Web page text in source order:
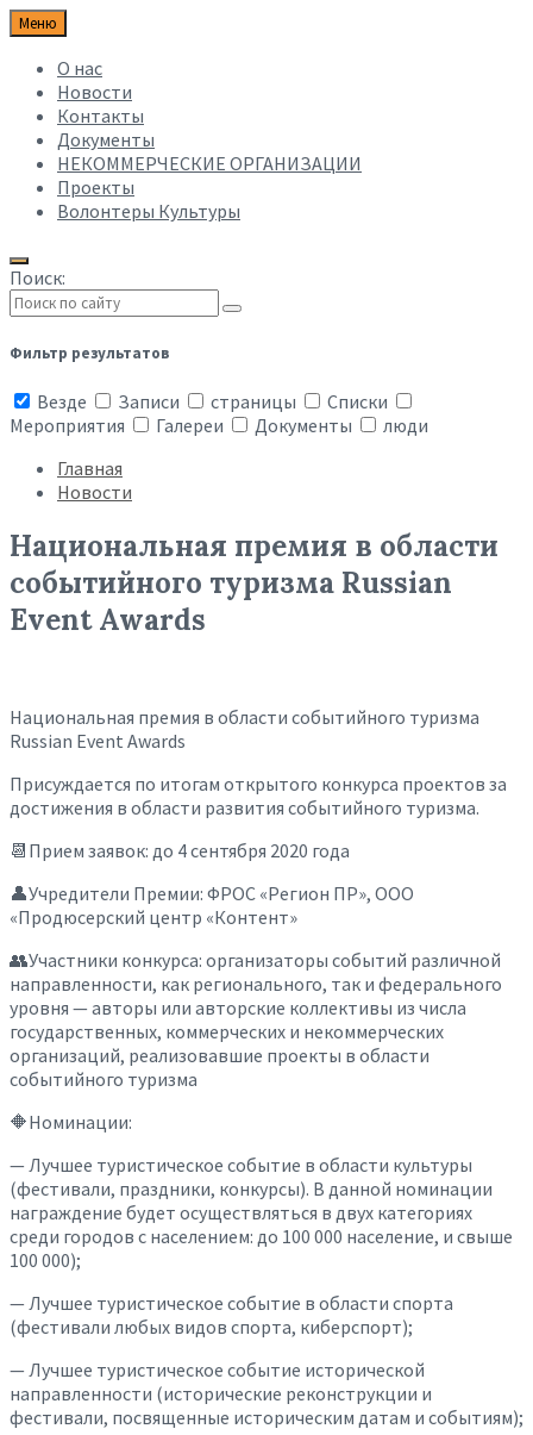
Меню
О нас
Новости
Контакты
Документы
НЕКОММЕРЧЕСКИЕ ОРГАНИЗАЦИИ
Проекты
Волонтеры Культуры
Поиск:
Фильтр результатов
Везде Записи страницы
Списки
Мероприятия
Галереи Документы
люди
Главная
Новости
Национальная премия в области
событийного туризма Russian
Event Awards
Национальная премия в области событийного туризма
Russian Event Awards
Присуждается по итогам открытого конкурса проектов за
достижения в области развития событийного туризма.
📆Прием заявок: до 4 сентября 2020 года
👤Учредители Премии: ФРОС «Регион ПР», ООО
«Продюсерский центр «Контент»
👥Участники конкурса: организаторы событий различной
направленности, как регионального, так и федерального
уровня — авторы или авторские коллективы из числа
государственных, коммерческих и некоммерческих
организаций, реализовавшие проекты в области
событийного туризма
🔶Номинации:
— Лучшее туристическое событие в области культуры
(фестивали, праздники, конкурсы). В данной номинации
награждение будет осуществляться в двух категориях
среди городов с населением: до 100 000 население, и свыше
100 000);
— Лучшее туристическое событие в области спорта
(фестивали любых видов спорта, киберспорт);
— Лучшее туристическое событие исторической
направленности (исторические реконструкции и
фестивали, посвященные историческим датам и событиям);